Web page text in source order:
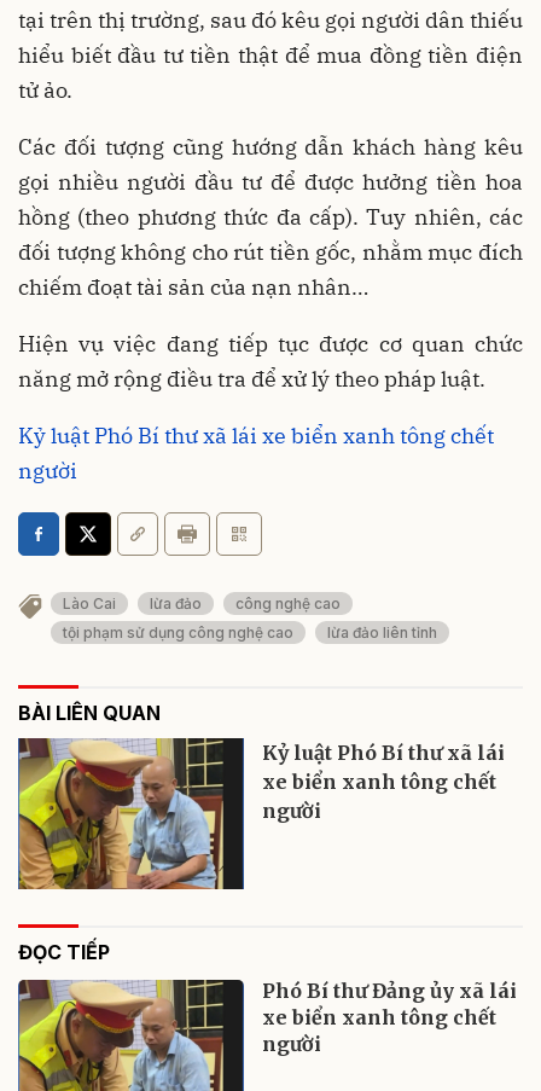
tại trên thị trường, sau đó kêu gọi người dân thiếu
hiểu biết đầu tư tiền thật để mua đồng tiền điện
tử ảo.
Các đối tượng cũng hướng dẫn khách hàng kêu
gọi nhiều người đầu tư để được hưởng tiền hoa
hồng (theo phương thức đa cấp). Tuy nhiên, các
đối tượng không cho rút tiền gốc, nhằm mục đích
chiếm đoạt tài sản của nạn nhân…
Hiện vụ việc đang tiếp tục được cơ quan chức
năng mở rộng điều tra để xử lý theo pháp luật.
Kỷ luật Phó Bí thư xã lái xe biển xanh tông chết
người
Lào Cai lừa đảo
công nghệ cao
tội phạm sử dụng công nghệ cao
lừa đảo liên tỉnh
BÀI LIÊN QUAN
Kỷ luật Phó Bí thư xã lái
xe biển xanh tông chết
người
ĐỌC TIẾP
Phó Bí thư Đảng ủy xã lái
xe biển xanh tông chết
người